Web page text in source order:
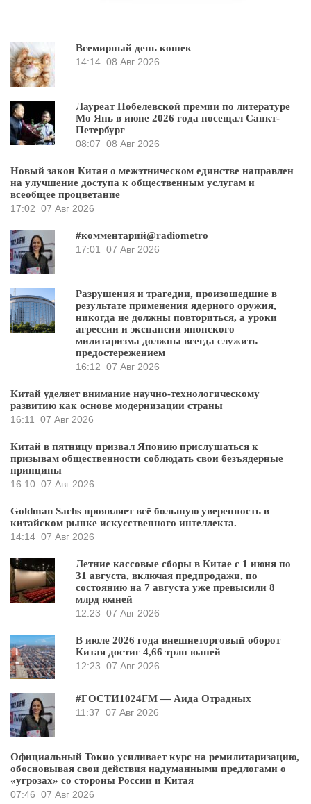
Всемирный день кошек
14:14 08 Авг 2026
Лауреат Нобелевской премии по литературе
Мо Янь в июне 2026 года посещал Санкт-
Петербург
08:07 08 Авг 2026
Новый закон Китая о межэтническом единстве направлен
на улучшение доступа к общественным услугам и
всеобщее процветание
17:02 07 Авг 2026
#комментарий@radiometro
17:01
07 Авг 2026
Разрушения и трагедии, произошедшие в
результате применения ядерного оружия,
никогда не должны повториться, а уроки
агрессии и экспансии японского
милитаризма должны всегда служить
предостережением
16:12 07 Авг 2026
Китай уделяет внимание научно-технологическому
развитию как основе модернизации страны
16:11
07 Авг 2026
Китай в пятницу призвал Японию прислушаться к
призывам общественности соблюдать свои безъядерные
принципы
16:10 07 Авг 2026
Goldman Sachs проявляет всё большую уверенность в
китайском рынке искусственного интеллекта.
14:14 07 Авг 2026
Летние кассовые сборы в Китае с 1 июня по
31 августа, включая предпродажи, по
состоянию на 7 августа уже превысили 8
млрд юаней
12:23 07 Авг 2026
В июле 2026 года внешнеторговый оборот
Китая достиг 4,66 трлн юаней
12:23 07 Авг 2026
#ГОСТИ1024FM — Аида Отрадных
11:37 07 Авг 2026
Официальный Токио усиливает курс на ремилитаризацию,
обосновывая свои действия надуманными предлогами о
«угрозах» со стороны России и Китая
07:46 07 Авг 2026